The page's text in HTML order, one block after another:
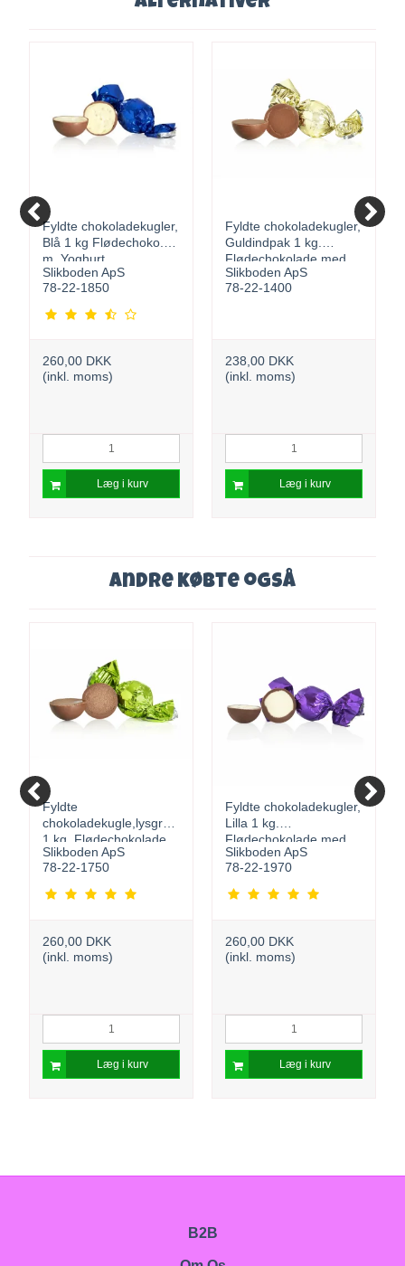
Fyldte chokoladekugler,
Blå 1 kg Flødechoko.
m. Yoghurt
Slikboden ApS
78-22-1850
260,00 DKK
(inkl. moms)
Læg i kurv
Fyldte chokoladekugler,
Guldindpak 1 kg.
Flødechokolade med
karamel
Slikboden ApS
78-22-1400
238,00 DKK
(inkl. moms)
Læg i kurv
Andre købte også
Fyldte
chokoladekugle,lysgrøn
1 kg. Flødechokolade
med lakrids
Slikboden ApS
78-22-1750
260,00 DKK
(inkl. moms)
Læg i kurv
Fyldte chokoladekugler,
Lilla 1 kg.
Flødechokolade med
cookie
Slikboden ApS
78-22-1970
260,00 DKK
(inkl. moms)
Læg i kurv
B2B